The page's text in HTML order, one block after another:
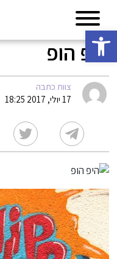
פתח סרגל נגישות
היפ הופ
צוות כתבה
17 יולי, 2017 18:25